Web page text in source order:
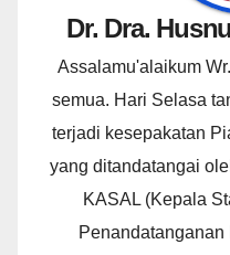
Dr. Dra.
Assalamu'alaikum
semua. Hari Selasa
terjadi kesepakatan
yang ditandatangai
KASAL (Kepala